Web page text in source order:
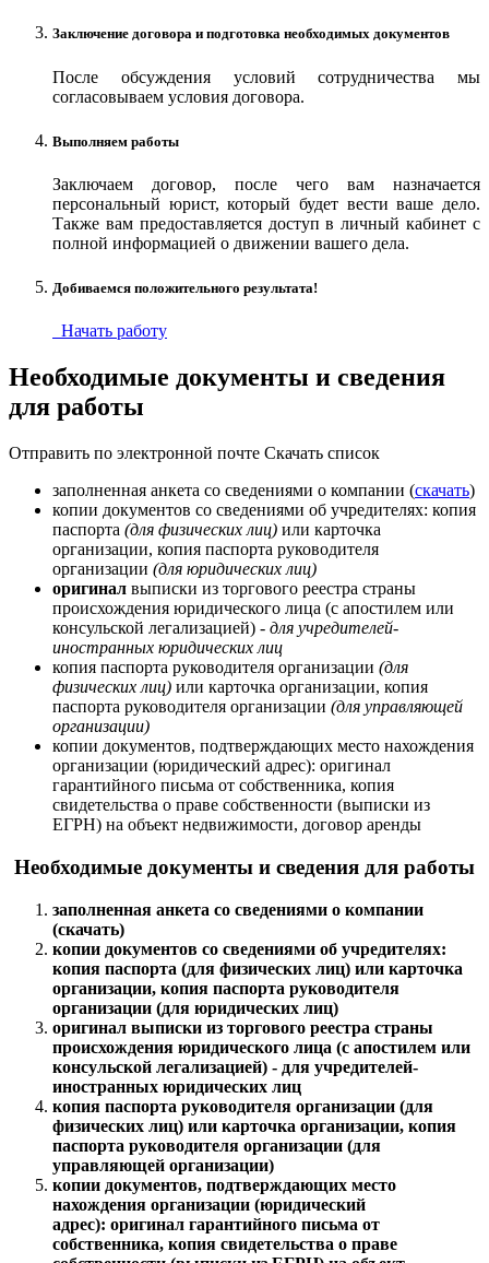
Заключение договора и подготовка необходимых документов
После обсуждения условий сотрудничества мы
согласовываем условия договора.
Выполняем работы
Заключаем договор, после чего вам назначается
персональный юрист, который будет вести ваше дело.
Также вам предоставляется доступ в личный кабинет с
полной информацией о движении вашего дела.
Добиваемся положительного результата!
Начать работу
Необходимые документы и сведения
для работы
Отправить по электронной почте Скачать список
заполненная анкета со сведениями о компании (скачать)
копии документов со сведениями об учредителях: копия
паспорта (для физических лиц) или карточка
организации, копия паспорта руководителя
организации (для юридических лиц)
оригинал выписки из торгового реестра страны
происхождения юридического лица (с апостилем или
консульской легализацией) - для учредителей-
иностранных юридических лиц
копия паспорта руководителя организации (для
физических лиц) или карточка организации, копия
паспорта руководителя организации (для управляющей
организации)
копии документов, подтверждающих место нахождения
организации (юридический адрес): оригинал
гарантийного письма от собственника, копия
свидетельства о праве собственности (выписки из
ЕГРН) на объект недвижимости, договор аренды
Необходимые документы и сведения для работы
заполненная анкета со сведениями о компании
(скачать)
копии документов со сведениями об учредителях:
копия паспорта (для физических лиц) или карточка
организации, копия паспорта руководителя
организации (для юридических лиц)
оригинал выписки из торгового реестра страны
происхождения юридического лица (с апостилем или
консульской легализацией) - для учредителей-
иностранных юридических лиц
копия паспорта руководителя организации (для
физических лиц) или карточка организации, копия
паспорта руководителя организации (для
управляющей организации)
копии документов, подтверждающих место
нахождения организации (юридический
адрес): оригинал гарантийного письма от
собственника, копия свидетельства о праве